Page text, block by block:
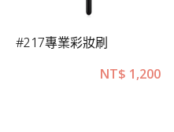
#217專業彩妝刷
NT$ 1,200